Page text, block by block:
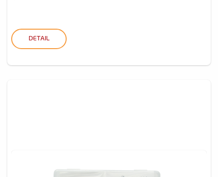
DETAIL